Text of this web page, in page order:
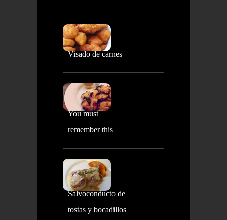
Visado de carnes
You must
remember this
Salvoconducto de
tostas y bocadillos